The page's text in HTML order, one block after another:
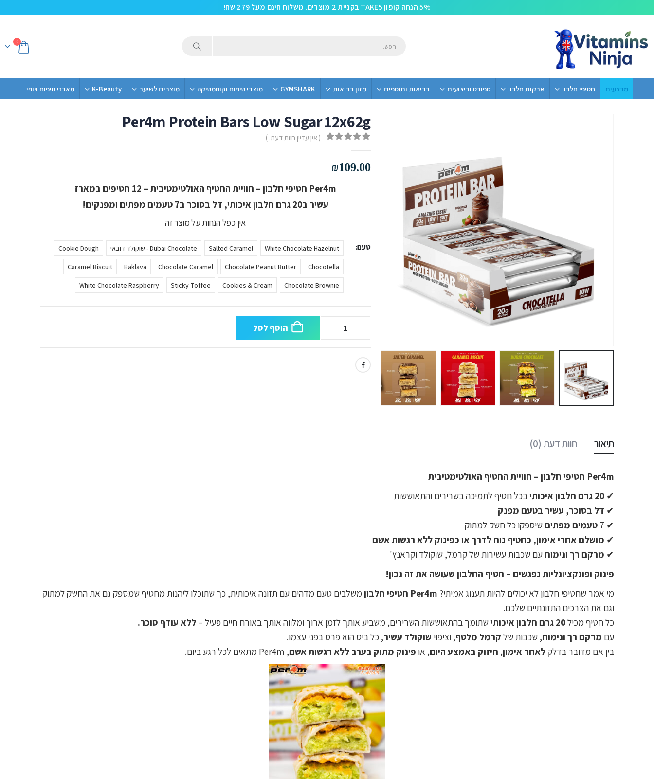
5% הנחה קופון TAKE5 בקניית 2 מוצרים. משלוח חינם מעל 279 שח!
0
מבצעים חטיפי חלבון אבקות חלבון ספורט וביצועים בריאות ותוספים מזון בריאות GYMSHARK מוצרי טיפוח וקוסמטיקה מוצרים לשיער K-Beauty מארזי טיפוח ויופי
Per4m Protein Bars Low Sugar 12x62g
( אין עדיין חוות דעת. )
₪109.00
Per4m חטיפי חלבון – חוויית החטיף האולטימטיבית – 12 חטיפים במארז
עשיר ב20 גרם חלבון איכותי, דל בסוכר ב7 טעמים מפתים ומפנקים!
אין כפל הנחות על מוצר זה
טעם White Chocolate Hazelnut
Salted Caramel Dubai Chocolate - שוקולד דובאי Cookie Dough
Chocotella
Chocolate Peanut Butter
Chocolate Caramel
Baklava
Caramel Biscuit
Chocolate Brownie
Cookies & Cream
Sticky Toffee
White Chocolate Raspberry
הוסף לסל
תיאור חוות דעת (0)
Per4m חטיפי חלבון – חוויית החטיף האולטימטיבית
✔ 20 גרם חלבון איכותי
בכל חטיף לתמיכה בשרירים והתאוששות
✔ דל בסוכר, עשיר בטעם מפנק
✔ 7
טעמים מפתיםשיספקו כל חשק למתוק
✔ מושלם אחרי אימון, כחטיף נוח לדרך או כפינוק ללא רגשות אשם
✔ מרקם רך ונימוחעם שכבות עשירות של קרמל, שוקולד וקראנץ'
פינוק ופונקציונליות נפגשים – חטיף החלבון שעושה את זה נכון!
מי אמר שחטיפי חלבון לא יכולים להיות תענוג אמיתי? Per4m חטיפי חלבון
משלבים טעם מדהים עם תזונה איכותית, כך שתוכלו ליהנות מחטיף שמספק גם את החשק למתוק
וגם את הצרכים התזונתיים שלכם.
כל חטיף מכיל20 גרם חלבון איכותי שתומך בהתאוששות השרירים, משביע אותך לזמן ארוך ומלווה אותך באורח חיים פעיל –ללא עודף סוכר.
עם מרקם רך ונימוח, שכבות שלקרמל מלטף, וציפוי שוקולד עשיר, כל ביס הוא פרס בפני עצמו.
בין אם מדובר בדלקלאחר אימון, חיזוק באמצע היום, או פינוק מתוק בערב ללא רגשות אשם, Per4m מתאים לכל רגע ביום.